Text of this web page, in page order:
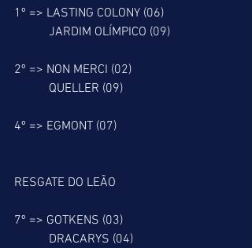
1º => LASTING COLONY (06)
           JARDIM OLÍMPICO (09)
2º => NON MERCI (02)
           QUELLER (09)
4º => EGMONT (07)
RESGATE DO LEÃO
7º => GOTKENS (03)
           DRACARYS (04)